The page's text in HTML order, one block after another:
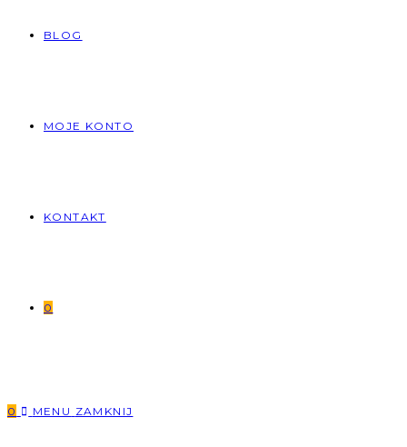
BLOG
MOJE KONTO
KONTAKT
0
0 MENU ZAMKNIJ